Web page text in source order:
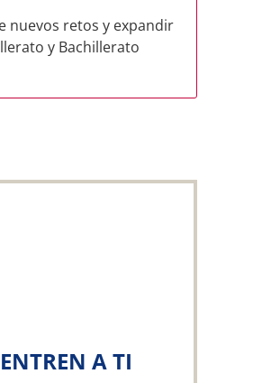
nuevos retos y expandir
y Bachillerato
A TI